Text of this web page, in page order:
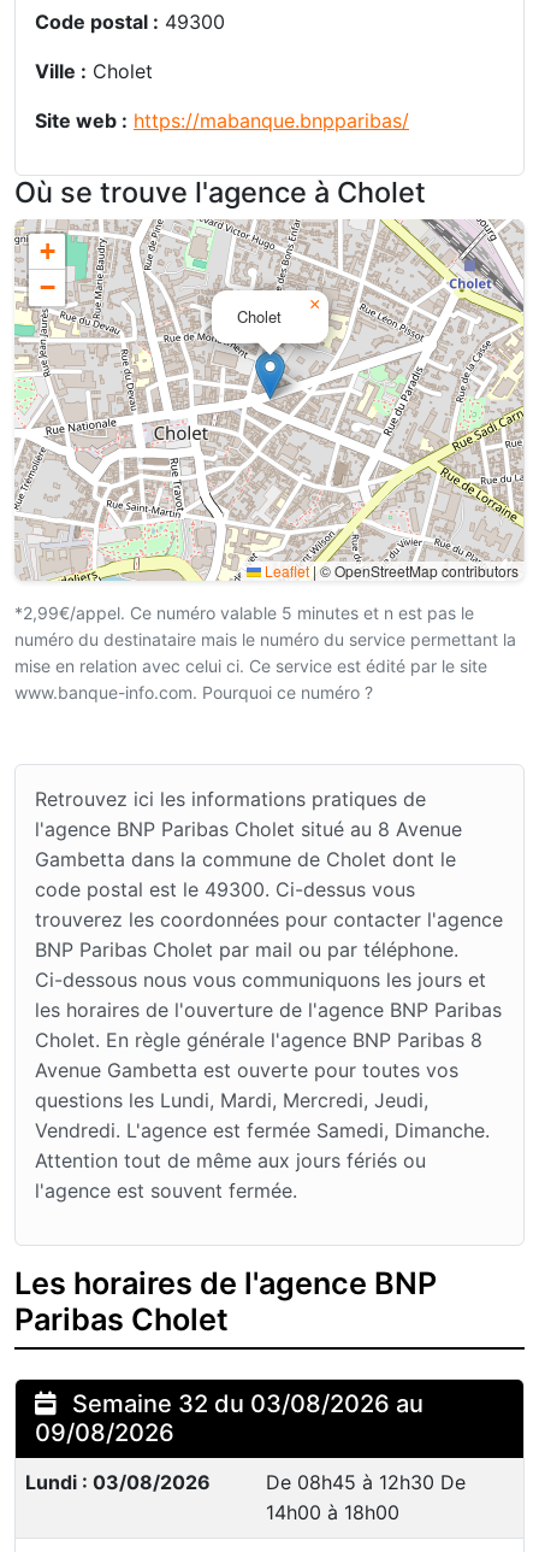
Code postal : 49300
Ville : Cholet
Site web : https://mabanque.bnpparibas/
Où se trouve l'agence à Cholet
Cholet
×
+
−
Leaflet |© OpenStreetMap contributors
*2,99€/appel. Ce numéro valable 5 minutes et n est pas le
numéro du destinataire mais le numéro du service permettant la
mise en relation avec celui ci. Ce service est édité par le site
www.banque-info.com. Pourquoi ce numéro ?
Retrouvez ici les informations pratiques de
l'agence BNP Paribas Cholet situé au 8 Avenue
Gambetta dans la commune de Cholet dont le
code postal est le 49300. Ci-dessus vous
trouverez les coordonnées pour contacter l'agence
BNP Paribas Cholet par mail ou par téléphone.
Ci-dessous nous vous communiquons les jours et
les horaires de l'ouverture de l'agence BNP Paribas
Cholet. En règle générale l'agence BNP Paribas 8
Avenue Gambetta est ouverte pour toutes vos
questions les Lundi, Mardi, Mercredi, Jeudi,
Vendredi. L'agence est fermée Samedi, Dimanche.
Attention tout de même aux jours fériés ou
l'agence est souvent fermée.
Les horaires de l'agence BNP
Paribas Cholet
Semaine 32 du 03/08/2026 au
09/08/2026
Lundi : 03/08/2026
De 08h45 à 12h30 De
14h00 à 18h00